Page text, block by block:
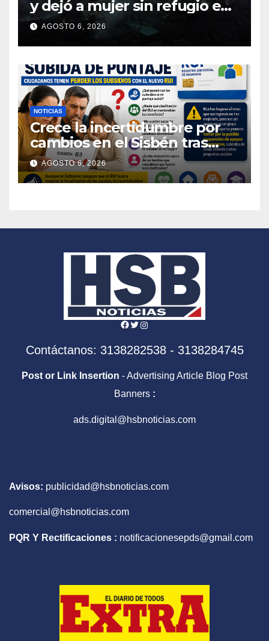
y dejó a mujer sin refugio en
Pasto
AGOSTO 6, 2026
NOTICIAS
Crece la incertidumbre por
cambios en el Sisbén tras
nuevo registro
AGOSTO 6, 2026
Facebook
Twitter
Instagram
Contáctanos: 3138282538 - 3138284745
Post or Link Insertion - Advertising Article Blog Post
Banners :
ads.digital@hsbnoticias.com
Avisos: publicidad@hsbnoticias.com
comercial@hsbnoticias.com
PQR Y Rectificaciones : notificacionesepds@gmail.com